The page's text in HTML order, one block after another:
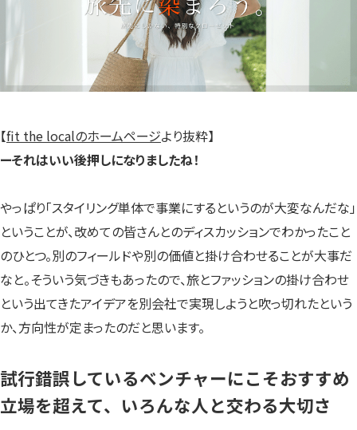
【fit the localのホームページより抜粋】
ーそれはいい後押しになりましたね！
やっぱり「スタイリング単体で事業にするというのが大変なんだな」
ということが、改めての皆さんとのディスカッションでわかったこと
のひとつ。別のフィールドや別の価値と掛け合わせることが大事だ
なと。そういう気づきもあったので、旅とファッションの掛け合わせ
という出てきたアイデアを別会社で実現しようと吹っ切れたという
か、方向性が定まったのだと思います。
試行錯誤しているベンチャーにこそおすすめ
立場を超えて、いろんな人と交わる大切さ